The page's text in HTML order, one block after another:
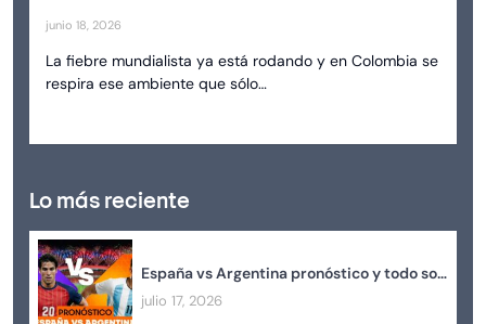
junio 18, 2026
La fiebre mundialista ya está rodando y en Colombia se
respira ese ambiente que sólo…
Lo más reciente
España vs Argentina pronóstico y todo sobre la Gran Final de la Copa del Mundo 2026
julio 17, 2026